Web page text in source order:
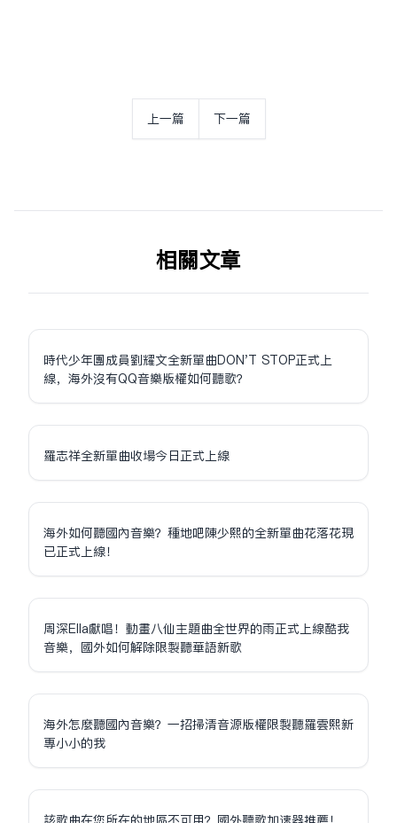
上一篇 下一篇
相关文章
時代少年團成員劉耀文全新單曲DON'T STOP正式上
線，海外沒有QQ音樂版權如何聽歌？
羅志祥全新單曲收場今日正式上線
海外如何聽國內音樂？種地吧陳少熙的全新單曲花落花現
已正式上線！
周深Ella獻唱！動畫八仙主題曲全世界的雨正式上線酷我
音樂，國外如何解除限制聽華語新歌
海外怎麼聽國內音樂？一招掃清音源版權限制聽羅雲熙新
專小小的我